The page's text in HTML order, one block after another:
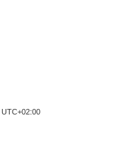
UTC+02:00